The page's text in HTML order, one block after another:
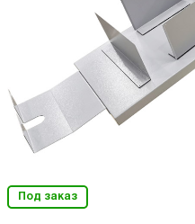
Под заказ